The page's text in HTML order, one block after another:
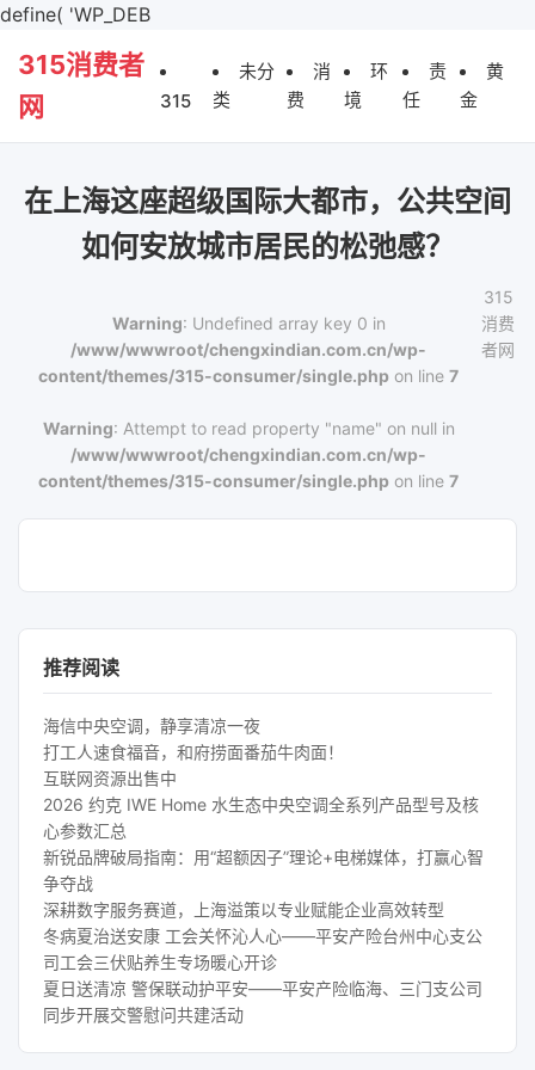
define( 'WP_DEB
315消费者
网
315
未分
类
消
费
环
境
责
任
黄
金
在上海这座超级国际大都市，公共空间
如何安放城市居民的松弛感？
Warning: Undefined array key 0 in
/www/wwwroot/chengxindian.com.cn/wp-
content/themes/315-consumer/single.php on line7
Warning: Attempt to read property "name" on null in
/www/wwwroot/chengxindian.com.cn/wp-
content/themes/315-consumer/single.php on line7
315
消费
者网
推荐阅读
海信中央空调，静享清凉一夜
打工人速食福音，和府捞面番茄牛肉面！
互联网资源出售中
2026 约克 IWE Home 水生态中央空调全系列产品型号及核
心参数汇总
新锐品牌破局指南：用“超额因子”理论+电梯媒体，打赢心智
争夺战
深耕数字服务赛道，上海溢策以专业赋能企业高效转型
冬病夏治送安康 工会关怀沁人心——平安产险台州中心支公
司工会三伏贴养生专场暖心开诊
夏日送清凉 警保联动护平安——平安产险临海、三门支公司
同步开展交警慰问共建活动